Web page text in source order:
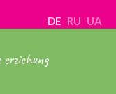
DE RU UA